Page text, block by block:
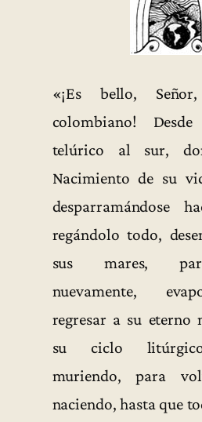
«¡Es bello,
colombiano!
telúrico al sur,
Nacimiento de su
desparramándose
regándolo todo,
sus mares,
nuevamente,
regresar a su eterno
su ciclo
muriendo, para
naciendo, hasta que